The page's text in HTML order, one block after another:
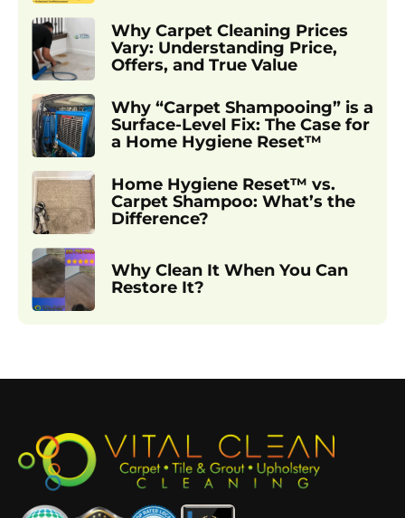
Why Carpet Cleaning Prices
Vary: Understanding Price,
Offers, and True Value
Why “Carpet Shampooing” is a
Surface-Level Fix: The Case for
a Home Hygiene Reset™
Home Hygiene Reset™ vs.
Carpet Shampoo: What’s the
Difference?
Why Clean It When You Can
Restore It?